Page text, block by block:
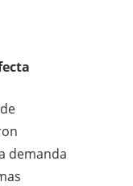
demanda